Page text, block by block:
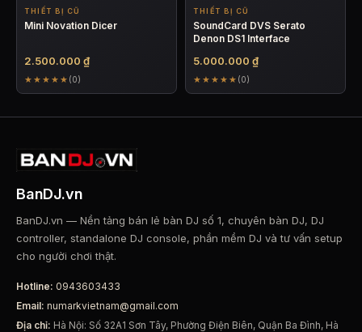
THIẾT BỊ CŨ
Mini Novation Dicer
2.500.000 ₫
★★★★★ (0)
THIẾT BỊ CŨ
SoundCard DVS Serato
Denon DS1 Interface
5.000.000 ₫
★★★★★ (0)
BanDJ.vn
BanDJ.vn — Nền tảng bán lẻ bàn DJ số 1, chuyên bàn DJ, DJ
controller, standalone DJ console, phần mềm DJ và tư vấn setup
cho người chơi thật.
Hotline: 0943603433
Email: numarkvietnam@gmail.com
Địa chỉ: Hà Nội: Số 32A1 Sơn Tây, Phường Điện Biên, Quận Ba Đình, Hà